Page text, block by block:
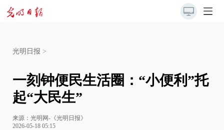
光明日报 >
一刻钟便民生活圈：“小便利”托
起“大民生”
来源： 光明网-《光明日报》
2026-05-18 05:15